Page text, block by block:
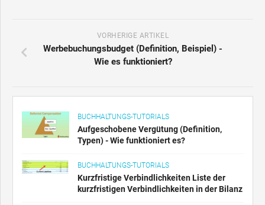
VORHERIGE ARTIKEL
Werbebuchungsbudget (Definition, Beispiel) -
Wie es funktioniert?
BUCHHALTUNGS-TUTORIALS
Aufgeschobene Vergütung (Definition,
Typen) - Wie funktioniert es?
BUCHHALTUNGS-TUTORIALS
Kurzfristige Verbindlichkeiten Liste der
kurzfristigen Verbindlichkeiten in der Bilanz